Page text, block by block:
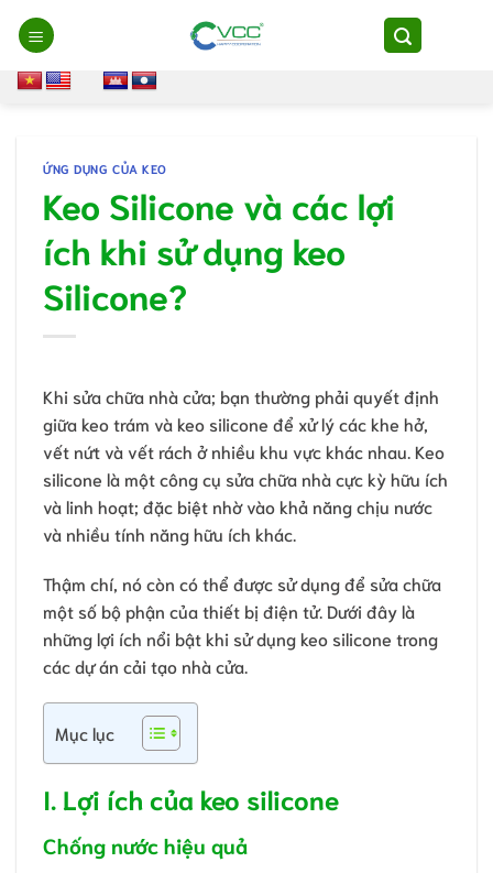
Chuyển
đến
nội
dung
ỨNG DỤNG CỦA KEO
Keo Silicone và các lợi
ích khi sử dụng keo
Silicone?
Khi sửa chữa nhà cửa; bạn thường phải quyết định
giữa keo trám và keo silicone để xử lý các khe hở,
vết nứt và vết rách ở nhiều khu vực khác nhau. Keo
silicone là một công cụ sửa chữa nhà cực kỳ hữu ích
và linh hoạt; đặc biệt nhờ vào khả năng chịu nước
và nhiều tính năng hữu ích khác.
Thậm chí, nó còn có thể được sử dụng để sửa chữa
một số bộ phận của thiết bị điện tử. Dưới đây là
những lợi ích nổi bật khi sử dụng keo silicone trong
các dự án cải tạo nhà cửa.
Mục lục
I. Lợi ích của keo silicone
Chống nước hiệu quả